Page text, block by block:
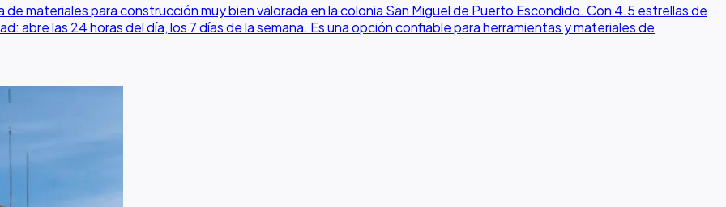
materiales para construcción muy bien valorada en la colonia San Miguel de Puerto Escondido. Con 4.5 estrellas de
abre las 24 horas del día, los 7 días de la semana. Es una opción confiable para herramientas y materiales de